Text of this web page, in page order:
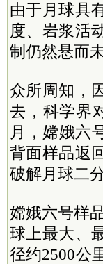
由于月球具
度、岩浆活
制仍然悬而
众所周知，
去，科学界
月，嫦娥六
背面样品返
破解月球二
嫦娥六号样
球上最大、
径约2500公